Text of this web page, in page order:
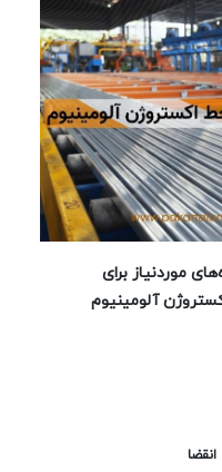
موردنیاز برای
آلومینیوم